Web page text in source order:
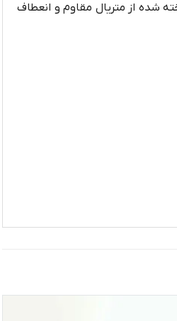
شده از متریال مقاوم و انعطاف